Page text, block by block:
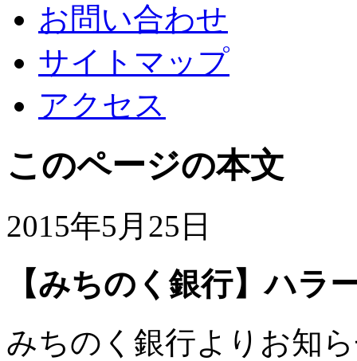
お問い合わせ
サイトマップ
アクセス
このページの本文
2015年5月25日
【みちのく銀行】ハラ
みちのく銀行よりお知